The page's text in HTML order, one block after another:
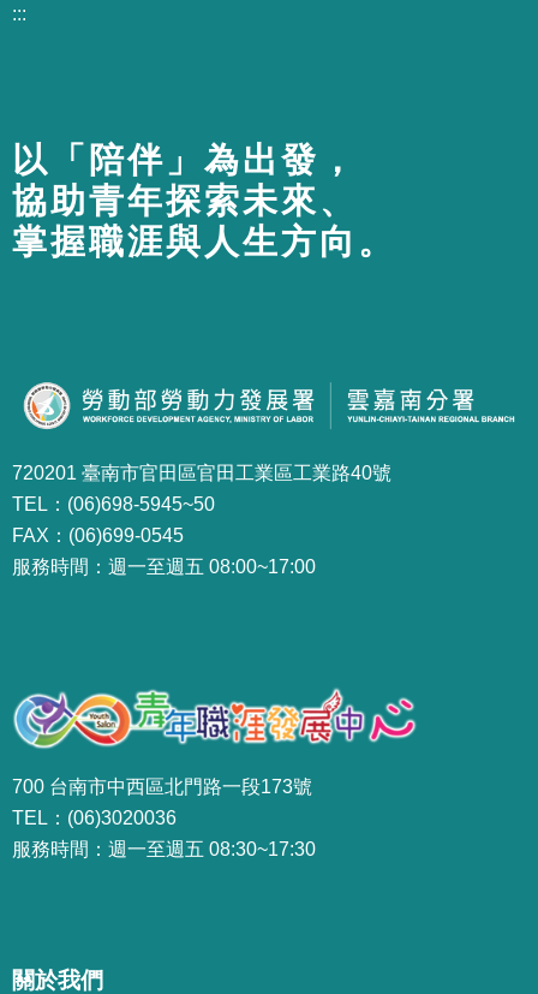
:::
以「陪伴」為出發，
協助青年探索未來、
掌握職涯與人生方向。
720201 臺南市官田區官田工業區工業路40號
TEL：(06)698-5945~50
FAX：(06)699-0545
服務時間：週一至週五 08:00~17:00
700 台南市中西區北門路一段173號
TEL：(06)3020036
服務時間：週一至週五 08:30~17:30
關於我們